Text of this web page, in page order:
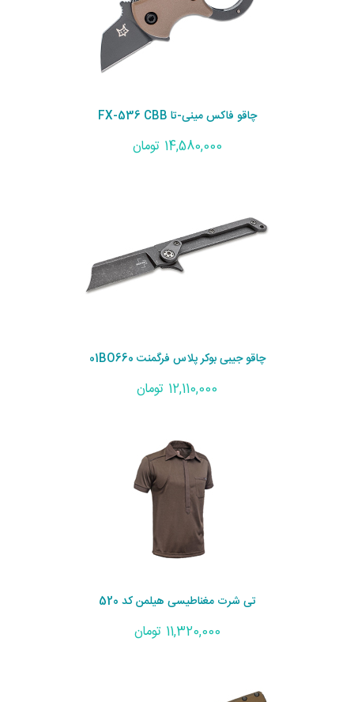
چاقو فاکس مینی-تا FX-536 CBB
14,580,000 تومان
چاقو جیبی بوکر پلاس فرگمنت 01BO660
12,110,000 تومان
تی شرت مغناطیسی هیلمن کد 520
11,320,000 تومان